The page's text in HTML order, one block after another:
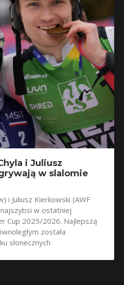
i Juliusz
w slalomie
i Juliusz Kierkowski (AWF
w ostatniej
Cup 2025/2026. Najlepszą
została
słonecznych